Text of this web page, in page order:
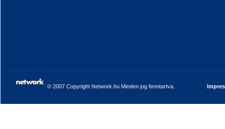
© 2007 Copyright Network.hu Minden jog fenntartva.